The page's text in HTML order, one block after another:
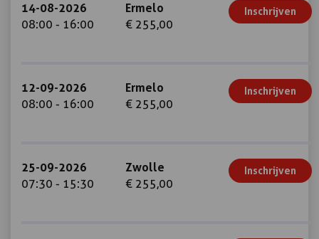
14-08-2026
08:00 - 16:00
Ermelo
€ 255,00
Inschrijven
12-09-2026
08:00 - 16:00
Ermelo
€ 255,00
Inschrijven
25-09-2026
07:30 - 15:30
Zwolle
€ 255,00
Inschrijven